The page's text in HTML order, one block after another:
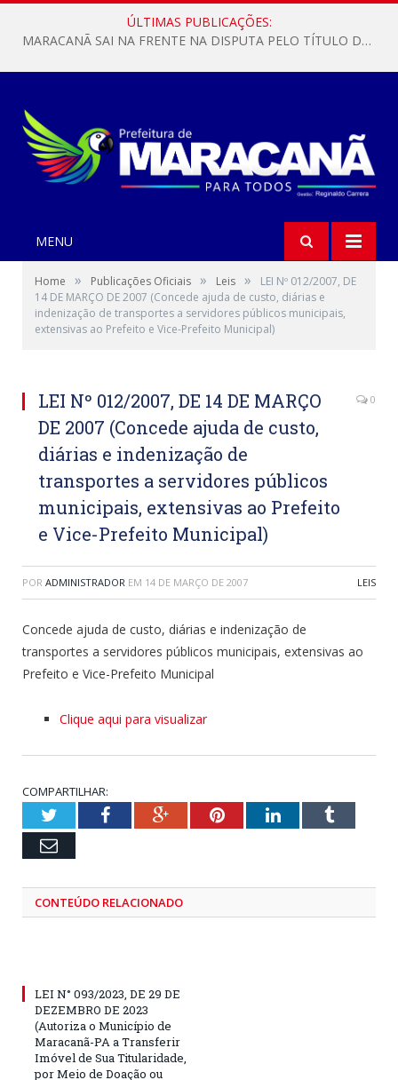
ÚLTIMAS PUBLICAÇÕES:
MARACANÃ SAI NA FRENTE NA DISPUTA PELO TÍTULO DA COPA PARÁ SUB-17!
MENU
Home » Publicações Oficiais » Leis »
LEI Nº 012/2007, DE
14 DE MARÇO DE 2007 (Concede ajuda de custo, diárias e
indenização de transportes a servidores públicos municipais,
extensivas ao Prefeito e Vice-Prefeito Municipal)
LEI Nº 012/2007, DE 14 DE MARÇO
DE 2007 (Concede ajuda de custo,
diárias e indenização de
transportes a servidores públicos
municipais, extensivas ao Prefeito
e Vice-Prefeito Municipal)
0
POR ADMINISTRADOR EM 14 DE MARÇO DE 2007 LEIS
Concede ajuda de custo, diárias e indenização de
transportes a servidores públicos municipais, extensivas ao
Prefeito e Vice-Prefeito Municipal
Clique aqui para visualizar
COMPARTILHAR:
TwitterFacebookGoogle+PinterestLinkedInTumblr
Email
CONTEÚDO RELACIONADO
LEI N° 093/2023, DE 29 DE
DEZEMBRO DE 2023
(Autoriza o Município de
Maracanã-PA a Transferir
Imóvel de Sua Titularidade,
por Meio de Doação ou